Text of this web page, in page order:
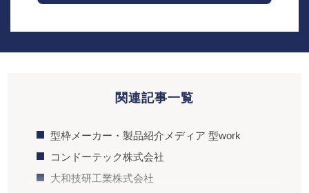
関連記事一覧
型枠メーカー・製品紹介メディア 型work
コンドーテック株式会社
大和技研工業株式会社